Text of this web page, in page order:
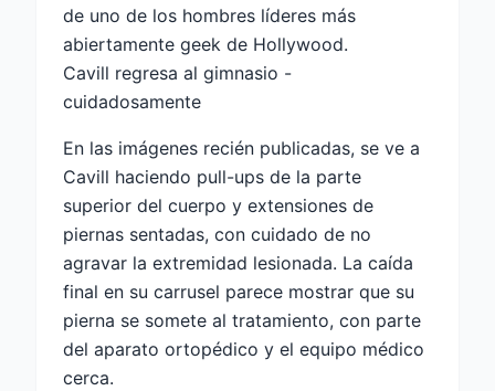
de uno de los hombres líderes más
abiertamente geek de Hollywood.
Cavill regresa al gimnasio -
cuidadosamente
En las imágenes recién publicadas, se ve a
Cavill haciendo pull-ups de la parte
superior del cuerpo y extensiones de
piernas sentadas, con cuidado de no
agravar la extremidad lesionada. La caída
final en su carrusel parece mostrar que su
pierna se somete al tratamiento, con parte
del aparato ortopédico y el equipo médico
cerca.